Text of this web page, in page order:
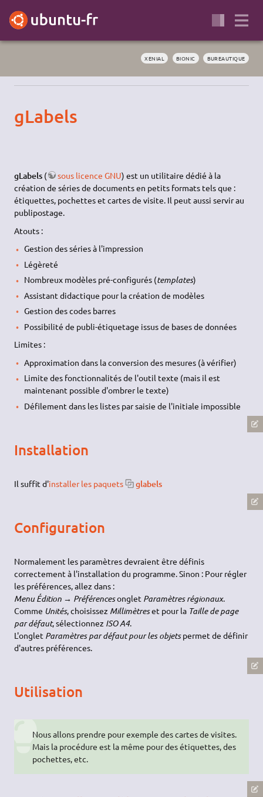
XENIAL BIONIC BUREAUTIQUE
gLabels
gLabels ( sous licence GNU) est un utilitaire dédié à la
création de séries de documents en petits formats tels que :
étiquettes, pochettes et cartes de visite. Il peut aussi servir au
publipostage.
Atouts :
Gestion des séries à l'impression
Légèreté
Nombreux modèles pré-configurés (templates)
Assistant didactique pour la création de modèles
Gestion des codes barres
Possibilité de publi-étiquetage issus de bases de données
Limites :
Approximation dans la conversion des mesures (à vérifier)
Limite des fonctionnalités de l'outil texte (mais il est
maintenant possible d'ombrer le texte)
Défilement dans les listes par saisie de l'initiale impossible
Installation
Il suffit d'installer les paquets glabels
Configuration
Normalement les paramètres devraient être définis
correctement à l'installation du programme. Sinon : Pour régler
les préférences, allez dans :
Menu Édition → Préférencesonglet Paramètres régionaux.
Comme Unités, choisissez Millimètreset pour la Taille de page
par défaut, sélectionnez ISO A4.
L'onglet Paramètres par défaut pour les objetspermet de définir
d'autres préférences.
Utilisation
Nous allons prendre pour exemple des cartes de visites.
Mais la procédure est la même pour des étiquettes, des
pochettes, etc.